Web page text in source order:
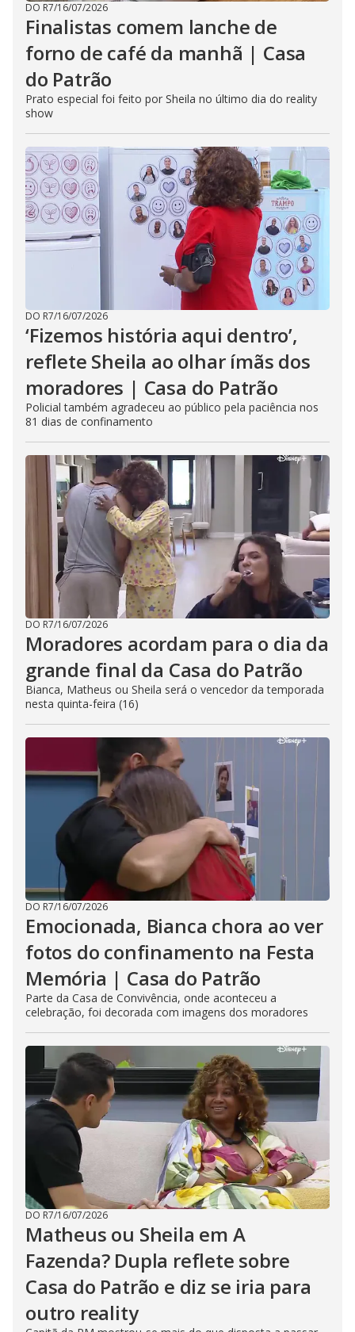
DO R7/16/07/2026
Finalistas comem lanche de
forno de café da manhã | Casa
do Patrão
Prato especial foi feito por Sheila no último dia do reality
show
DO R7/16/07/2026
‘Fizemos história aqui dentro’,
reflete Sheila ao olhar ímãs dos
moradores | Casa do Patrão
Policial também agradeceu ao público pela paciência nos
81 dias de confinamento
DO R7/16/07/2026
Moradores acordam para o dia da
grande final da Casa do Patrão
Bianca, Matheus ou Sheila será o vencedor da temporada
nesta quinta-feira (16)
DO R7/16/07/2026
Emocionada, Bianca chora ao ver
fotos do confinamento na Festa
Memória | Casa do Patrão
Parte da Casa de Convivência, onde aconteceu a
celebração, foi decorada com imagens dos moradores
DO R7/16/07/2026
Matheus ou Sheila em A
Fazenda? Dupla reflete sobre
Casa do Patrão e diz se iria para
outro reality